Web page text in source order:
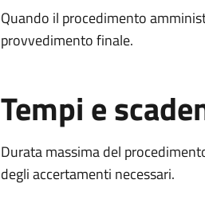
Quando il procedimento
provvedimento finale.
Tempi e
Durata massima del
degli accertamenti necessari.